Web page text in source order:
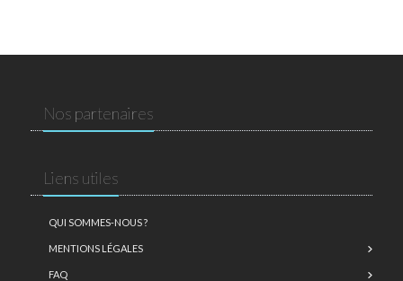
Nos partenaires
Liens utiles
QUI SOMMES-NOUS ?
MENTIONS LÉGALES
FAQ